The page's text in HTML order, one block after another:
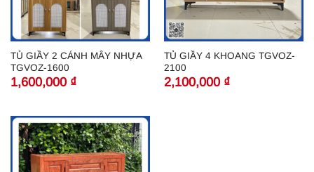
TỦ GIẦY 2 CÁNH MÂY NHỰA
TGVOZ-1600
1,600,000 ₫
TỦ GIẦY 4 KHOANG TGVOZ-
2100
2,100,000 ₫